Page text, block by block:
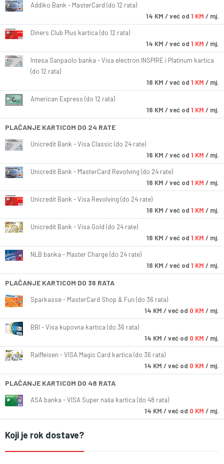
Addiko Bank - MasterCard (do 12 rata)
14 KM / već od 1 KM / mj.
Diners Club Plus kartica (do 12 rata)
14 KM / već od 1 KM / mj.
Intesa Sanpaolo banka - Visa electron INSPIRE i Platinum kartica
(do 12 rata)
16 KM / već od 1 KM / mj.
American Express (do 12 rata)
16 KM / već od 1 KM / mj.
PLAĆANJE KARTICOM DO 24 RATE
Unicredit Bank - Visa Classic (do 24 rate)
16 KM / već od 1 KM / mj.
Unicredit Bank - MasterCard Revolving (do 24 rate)
16 KM / već od 1 KM / mj.
Unicredit Bank - Visa Revolving (do 24 rate)
16 KM / već od 1 KM / mj.
Unicredit Bank - Visa Gold (do 24 rate)
16 KM / već od 1 KM / mj.
NLB banka - Master Charge (do 24 rate)
16 KM / već od 1 KM / mj.
PLAĆANJE KARTICOM DO 36 RATA
Sparkasse - MasterCard Shop & Fun (do 36 rata)
14 KM / već od 0 KM / mj.
BBI - Visa kupovna kartica (do 36 rata)
14 KM / već od 0 KM / mj.
Raiffeisen - VISA Magic Card kartica (do 36 rata)
14 KM / već od 0 KM / mj.
PLAĆANJE KARTICOM DO 48 RATA
ASA banka - VISA Super naša kartica (do 48 rata)
14 KM / već od 0 KM / mj.
Koji je rok dostave?